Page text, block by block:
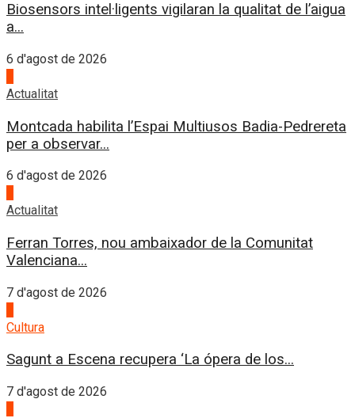
Biosensors intel·ligents vigilaran la qualitat de l’aigua
a...
6 d'agost de 2026
Actualitat
Montcada habilita l’Espai Multiusos Badia-Pedrereta
per a observar...
6 d'agost de 2026
Actualitat
Ferran Torres, nou ambaixador de la Comunitat
Valenciana...
7 d'agost de 2026
Cultura
Sagunt a Escena recupera ‘La ópera de los...
7 d'agost de 2026